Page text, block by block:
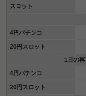
スロット
4円パチンコ
20円スロット
1日の
4円パチンコ
20円スロット